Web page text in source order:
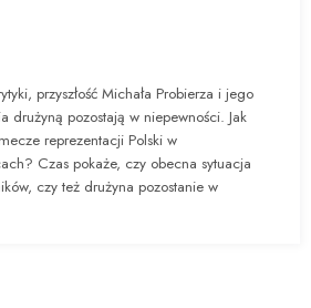
przyszłość Michała Probierza i jego
drużyną pozostają w niepewności. Jak
reprezentacji Polski w
Czas pokaże, czy obecna sytuacja
czy też drużyna pozostanie w